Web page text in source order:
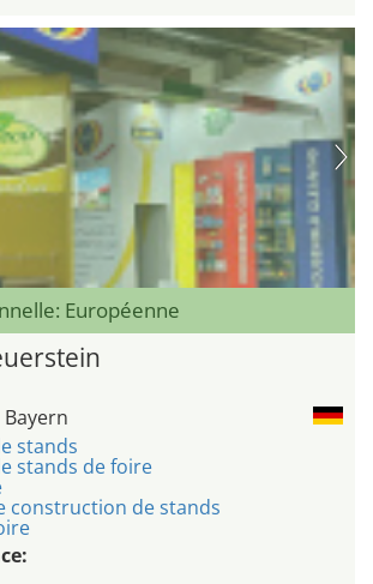
Européenne
stands
stands de foire
construction de stands